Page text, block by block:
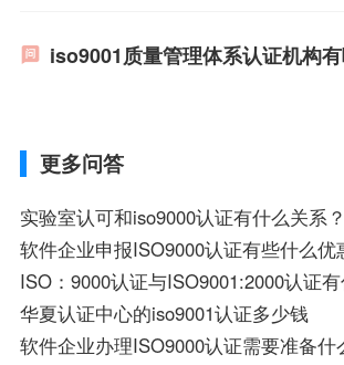
质许可（如有），需正常有效期内；6、企
iso9001质量管理体系认证机构
更多问答
实验室认可和iso9000认证有什么关系？
软件企业申报ISO9000认证有些什么优
ISO：9000认证与ISO9001:2000认证
华夏认证中心的iso9001认证多少钱
软件企业办理ISO9000认证需要准备什